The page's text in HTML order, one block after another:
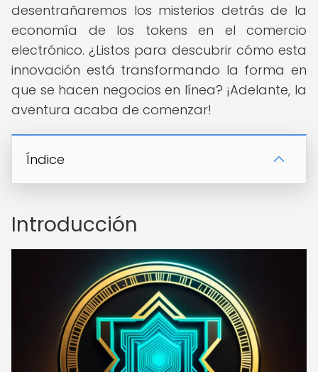
desentrañaremos los misterios detrás de la
economía de los tokens en el comercio
electrónico. ¿Listos para descubrir cómo esta
innovación está transformando la forma en
que se hacen negocios en línea? ¡Adelante, la
aventura acaba de comenzar!
Índice
Introducción